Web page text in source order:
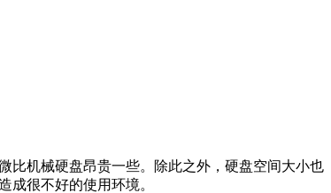
比机械硬盘昂贵一些。除此之外，硬盘空间大小也
成很不好的使用环境。